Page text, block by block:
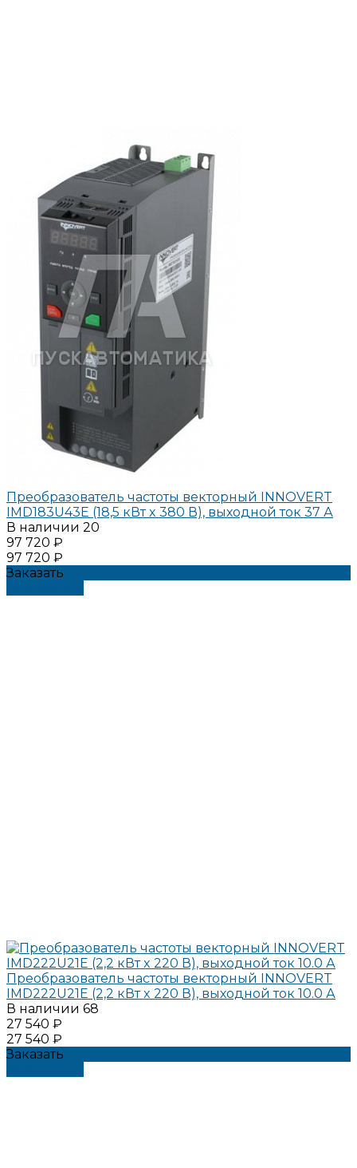
Преобразователь частоты векторный INNOVERT
IMD183U43E (18,5 кВт x 380 В), выходной ток 37 А
В наличии 20
97 720 ₽
97 720 ₽
Заказать
Преобразователь частоты векторный INNOVERT
IMD222U21E (2,2 кВт x 220 В), выходной ток 10.0 А
В наличии 68
27 540 ₽
27 540 ₽
Заказать